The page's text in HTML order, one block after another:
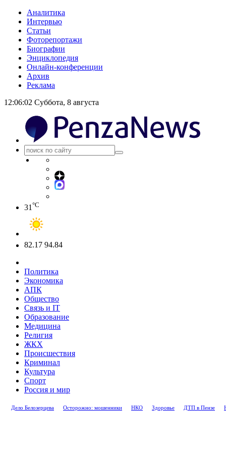
Аналитика
Интервью
Статьи
Фоторепортажи
Биографии
Энциклопедия
Онлайн-конференции
Архив
Реклама
12:06:03 Суббота, 8 августа
31 °C
82.17 94.84
Политика
Экономика
АПК
Общество
Связь и IT
Образование
Медицина
Религия
ЖКХ
Происшествия
Криминал
Культура
Спорт
Россия и мир
Дело Белозерцева Осторожно: мошенники НКО Здоровье ДТП в Пензе